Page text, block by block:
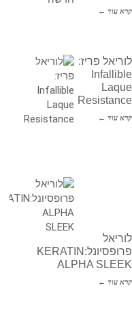
קרא עוד ←
לוריאל פריז:
Infallible
Laque
Resistance
קרא עוד ←
לוריאל
פרופסיונל:KERATIN
ALPHA SLEEK
קרא עוד ←